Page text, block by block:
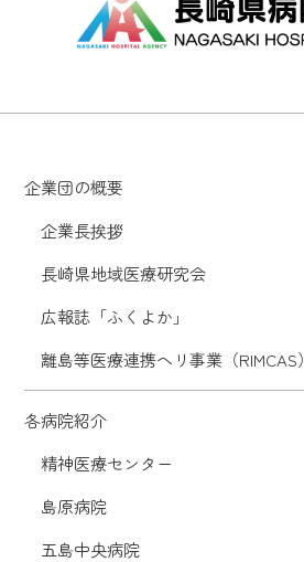
企業団の概要
企業長挨拶
長崎県地域医療研究会
広報誌「ふくよか」
離島等医療連携ヘリ事業（RIMCAS）
各病院紹介
精神医療センター
島原病院
五島中央病院